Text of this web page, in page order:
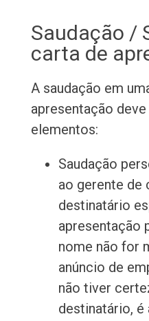
Saudação /
carta de
A saudação em
apresentação
elementos:
Saudação
ao gerente de
destinatário
apresentação
nome não for
anúncio de
não tiver
destinatário, é